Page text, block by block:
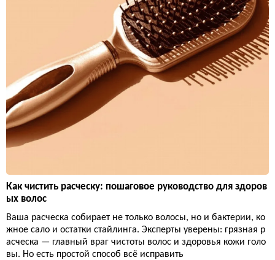
Как чистить расческу: пошаговое руководство для здоров
ых волос
Ваша расческа собирает не только волосы, но и бактерии, ко
жное сало и остатки стайлинга. Эксперты уверены: грязная р
асческа — главный враг чистоты волос и здоровья кожи голо
вы. Но есть простой способ всё исправить